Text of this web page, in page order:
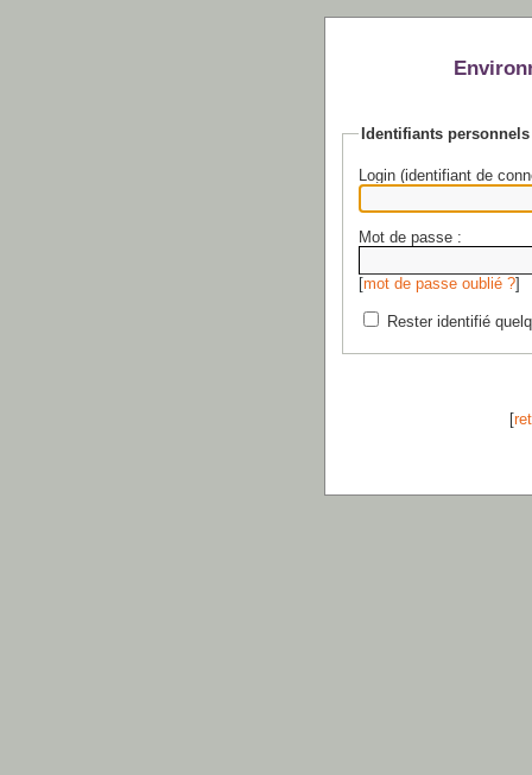
Identifiants personnels
Login (identifiant de
Mot de passe :
[mot de passe oublié ?]
Rester identifié
[